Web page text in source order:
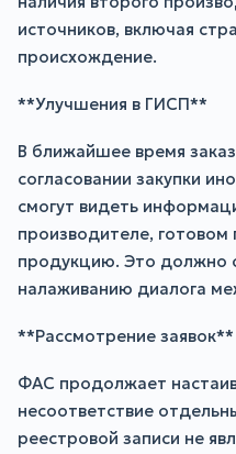
источников, включая
происхождение.
**Улучшения в ГИСП**
В ближайшее время
согласовании закупки
смогут видеть
производителе, готовом
продукцию. Это должно
налаживанию диалога
**Рассмотрение заявок**
ФАС продолжает
несоответствие
реестровой записи не